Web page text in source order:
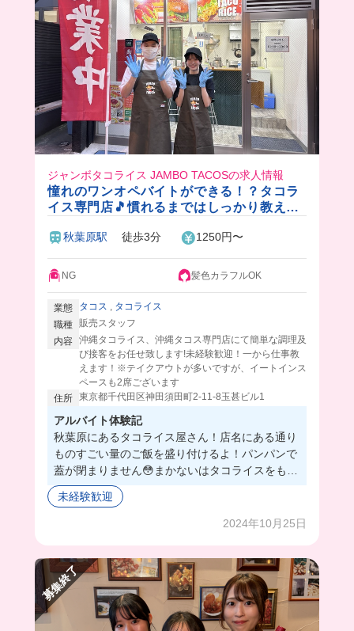
ジャンボタコライス JAMBO TACOSの求人情報
憧れのワンオペバイトができる！？タコラ
イス専門店🎵慣れるまではしっかり教えま
秋葉原駅 徒歩3分 1250円〜
NG 髪色カラフルOK
業態 タコス , タコライス
職種 販売スタッフ
内容 沖縄タコライス、沖縄タコス専門店にて簡単な調理及
び接客をお任せ致します!未経験歓迎！一から仕事教
えます！※テイクアウトが多いですが、イートインス
ペースも2席ございます
住所 東京都千代田区神田須田町2-11-8玉甚ビル1
アルバイト体験記
秋葉原にあるタコライス屋さん！店名にある通り
ものすごい量のご飯を盛り付けるよ！パンパンで
蓋が閉まりません😳まかないはタコライスをもら
ったよ！サルサソースたっぷり付けてサイコーに
おいしかった❣️
未経験歓迎
2024年10月25日
募集終了